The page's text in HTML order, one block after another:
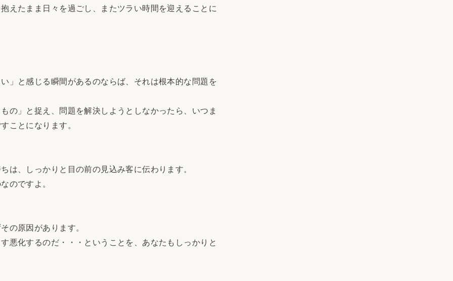
たまま日々を過ごし、またツラい時間を迎えることに
と感じる瞬間があるのならば、それは根本的な問題を
」と捉え、問題を解決しようとしなかったら、いつま
ことになります。
、しっかりと目の前の見込み客に伝わります。
のですよ。
の原因があります。
化するのだ・・・ということを、あなたもしっかりと